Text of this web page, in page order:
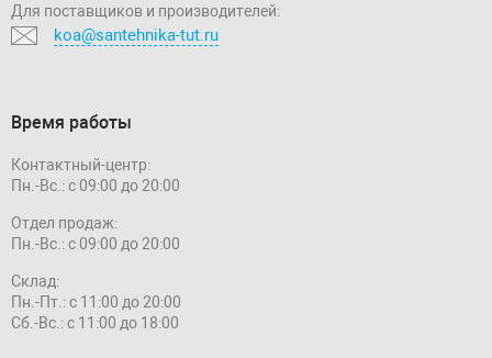
Для поставщиков и производителей:
koa@santehnika-tut.ru
Время работы
Контактный-центр:
Пн.-Вс.: с 09:00 до 20:00
Отдел продаж:
Пн.-Вс.: с 09:00 до 20:00
Склад:
Пн.-Пт.: с 11:00 до 20:00
Сб.-Вс.: с 11:00 до 18:00